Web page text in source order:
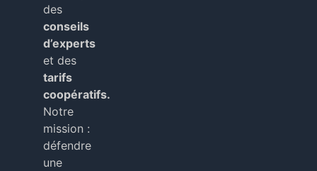
des
conseils
d’experts
et des
tarifs
coopératifs.
Notre
mission :
défendre
une